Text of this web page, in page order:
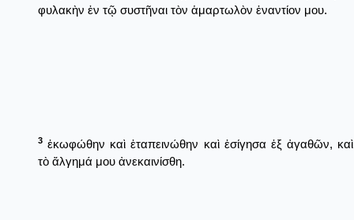
φυλακὴν ἐν τῷ συστῆναι τὸν ἁμαρτωλὸν ἐναντίον μου.
3 ἐκωφώθην καὶ ἐταπεινώθην καὶ ἐσίγησα ἐξ ἀγαθῶν, καὶ
τὸ ἄλγημά μου ἀνεκαινίσθη.